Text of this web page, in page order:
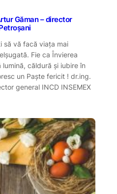
Găman – director
să vă facă viața mai
Fie ca Învierea
căldură și iubire în
un Paște fericit ! dr.ing.
general INCD INSEMEX